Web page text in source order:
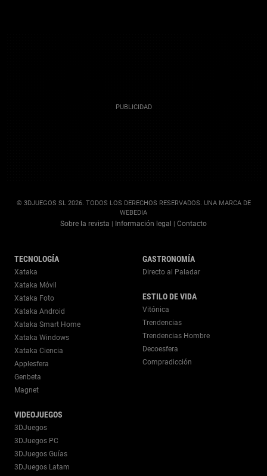
© 3DJUEGOS SL 2026. TODOS LOS DERECHOS RESERVADOS. UNA MARCA DE
WEBEDIA
Sobre la revista | Información legal | Contacto
TECNOLOGÍA
Xataka
Xataka Móvil
Xataka Foto
Xataka Android
Xataka Smart Home
Xataka Windows
Xataka Ciencia
Applesfera
Genbeta
Magnet
VIDEOJUEGOS
3DJuegos
3DJuegos PC
3DJuegos Guías
3DJuegos Latam
GASTRONOMÍA
Directo al Paladar
ESTILO DE VIDA
Vitónica
Trendencias
Trendencias Hombre
Decoesfera
Compradicción